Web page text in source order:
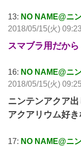
13: NO NAME@ニ
2018/05/15(火)
スマブラ用だから
16: NO NAME@ニ
2018/05/15(火)
ニンテンアクア出
アクアリウム好
17: NO NAME@ニ